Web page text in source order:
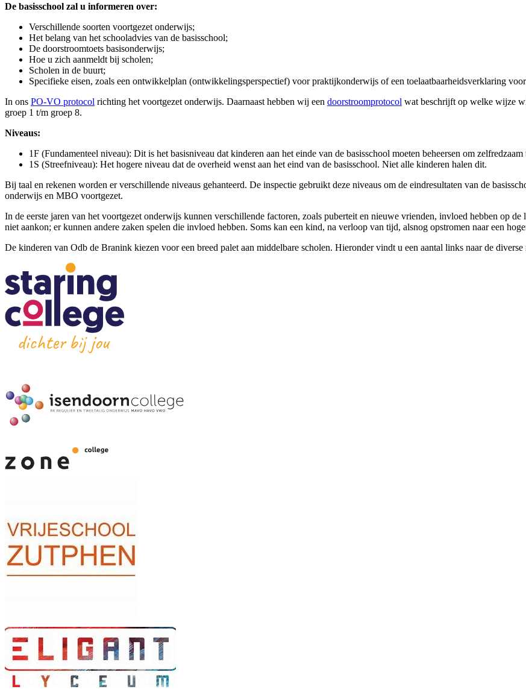
De basisschool zal u informeren over:
Verschillende soorten voortgezet onderwijs;
Het belang van het schooladvies van de basisschool;
De doorstroomtoets basisonderwijs;
Hoe u zich aanmeldt bij scholen;
Scholen in de buurt;
Specifieke eisen, zoals een ontwikkelplan (ontwikkelingsperspectief) voor praktijkonderwijs of een toelaatbaarheidsverklaring
In ons PO-VO protocol richting het voortgezet onderwijs. Daarnaast hebben wij een doorstroomprotocol wat beschrijft op welke wijze
groep 1 t/m groep 8.
Niveaus:
1F (Fundamenteel niveau): Dit is het basisniveau dat kinderen aan het einde van de basisschool moeten beheersen om
1S (Streefniveau): Het hogere niveau dat de overheid wenst aan het eind van de basisschool. Niet alle kinderen halen dit.
Bij taal en rekenen worden er verschillende niveaus gehanteerd. De inspectie gebruikt deze niveaus om de eindresultaten van de
onderwijs en MBO voortgezet.
In de eerste jaren van het voortgezet onderwijs kunnen verschillende factoren, zoals puberteit en nieuwe vrienden, invloed hebben op
niet aankon; er kunnen andere zaken spelen die invloed hebben. Soms kan een kind, na verloop van tijd, alsnog opstromen naar een
De kinderen van Odb de Branink kiezen voor een breed palet aan middelbare scholen. Hieronder vindt u een aantal links naar de